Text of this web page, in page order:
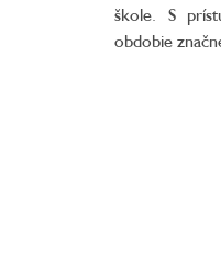
škole. S
obdobie